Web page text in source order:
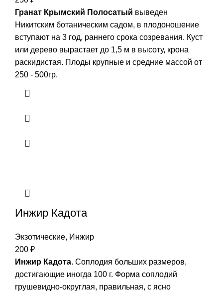
Гранат Крымский Полосатый выведен
Никитским ботаническим садом, в плодоношение
вступают на 3 год, раннего срока созревания. Куст
или дерево вырастает до 1,5 м в высоту, крона
раскидистая. Плоды крупные и средние массой от
250 - 500гр.
Инжир Кадота
Экзотические, Инжир
200 ₽
Инжир Кадота. Соплодия больших размеров,
достигающие иногда 100 г. Форма соплодий
грушевидно-округлая, правильная, с ясно